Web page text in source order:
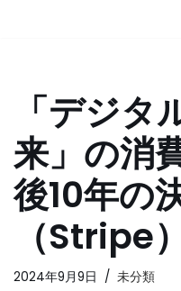
へ
ス
キ
「デジタ
来」の消
後10年の
（Stripe）
2024年9月9日 未分類